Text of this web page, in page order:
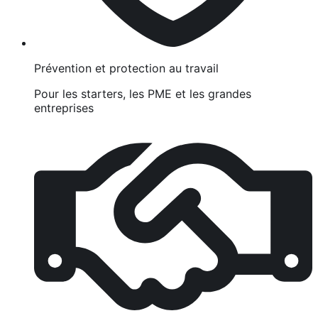
Prévention et protection au travail
Pour les starters, les PME et les grandes
entreprises